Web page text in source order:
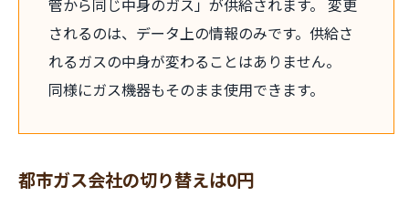
管から同じ中身のガス」が供給されます。 変更
されるのは、データ上の情報のみです。供給さ
れるガスの中身が変わることはありません。
同様にガス機器もそのまま使用できます。
都市ガス会社の切り替えは0円